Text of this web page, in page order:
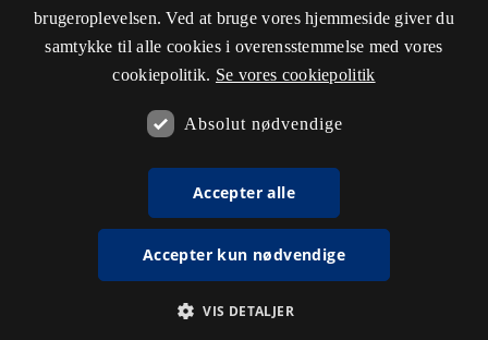
brugeroplevelsen. Ved at bruge vores hjemmeside giver du
samtykke til alle cookies i overensstemmelse med vores
cookiepolitik. Se vores cookiepolitik
Absolut nødvendige
Accepter alle
Accepter kun nødvendige
VIS DETALJER